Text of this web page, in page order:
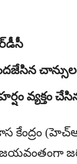
వ్యక్తం